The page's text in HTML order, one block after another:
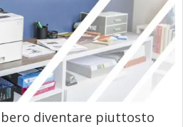
diventare piuttosto